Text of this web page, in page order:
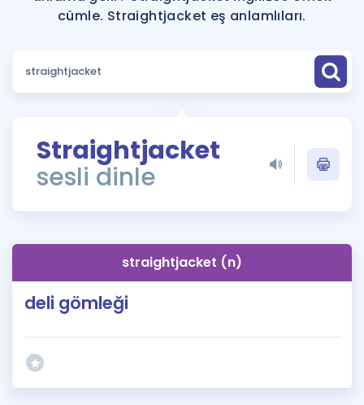
Ücretsiz Kaynaklar
Puan Hesaplama
ÖSYM Sınav Takvimi
Kampanyalar
İngilizce Gramer
İngilizce Gramer
cümle. Straightjacket eş anlamlıları.
Straightjacket
sesli dinle
straightjacket (n)
deli gömleği